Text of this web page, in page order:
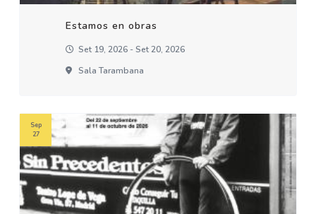
Estamos en obras
Set 19, 2026 - Set 20, 2026
Sala Tarambana
Sep
27